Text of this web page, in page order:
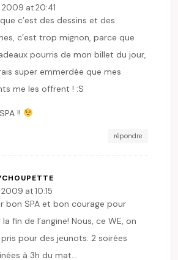
2009 at 20:41
c’est des dessins et des
c’est trop mignon, parce que
pourris de mon billet du jour,
super emmerdée que mes
me les offrent ! :S
!!
répondre
at 10:15
bon SPA et bon courage pour
la fin de l’angine! Nous, ce WE, on
pris pour des jeunots: 2 soirées
à 3h du mat…